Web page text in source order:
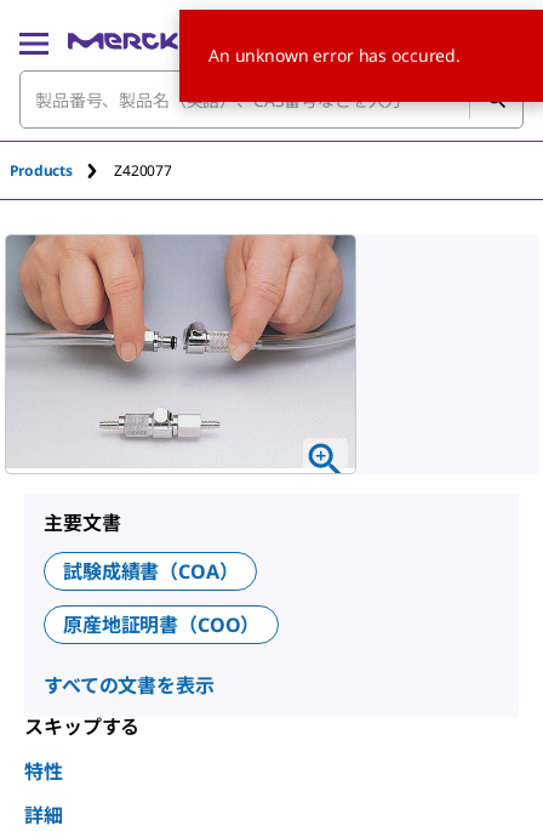
Products Z420077
主要文書
試験成績書（COA）
原産地証明書（COO）
すべての文書を表示
スキップする
特性
詳細
An unknown error has occured.